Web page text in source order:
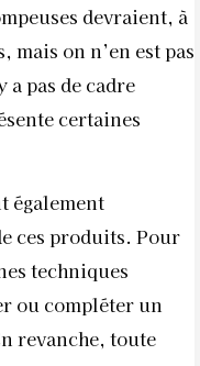
devraient, à
on n’en est pas
pas de cadre
certaines
également
ces produits. Pour
techniques
ou compléter un
revanche, toute